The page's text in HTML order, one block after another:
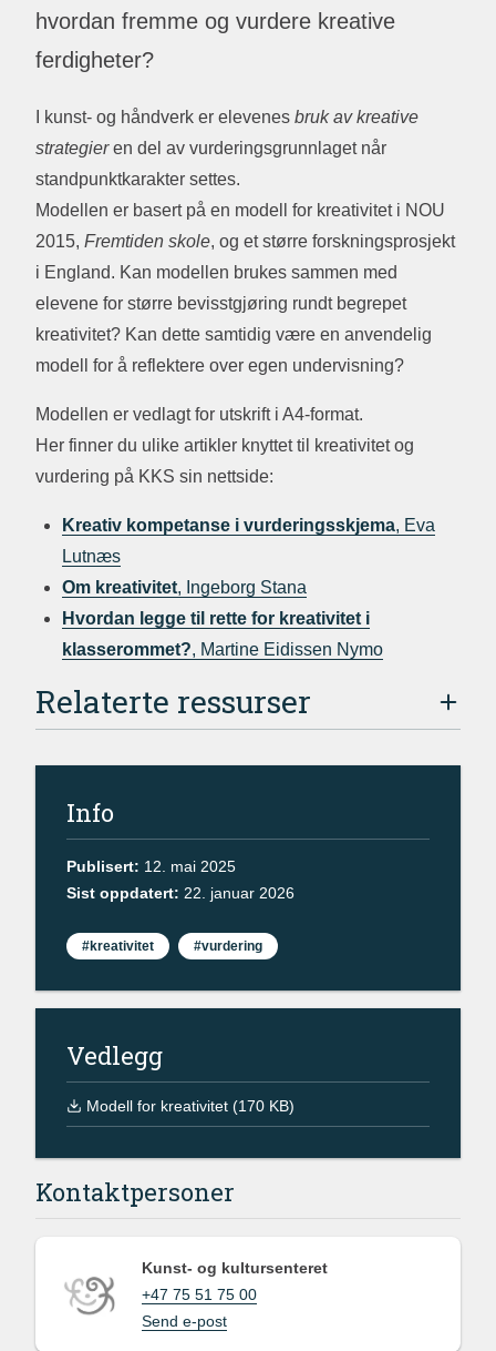
hvordan fremme og vurdere kreative
ferdigheter?
I kunst- og håndverk er elevenes bruk av kreative
strategieren del av vurderingsgrunnlaget når
standpunktkarakter settes.
Modellen er basert på en modell for kreativitet i NOU
2015, Fremtiden skole, og et større forskningsprosjekt
i England. Kan modellen brukes sammen med
elevene for større bevisstgjøring rundt begrepet
kreativitet? Kan dette samtidig være en anvendelig
modell for å reflektere over egen undervisning?
Modellen er vedlagt for utskrift i A4-format.
Her finner du ulike artikler knyttet til kreativitet og
vurdering på KKS sin nettside:
Kreativ kompetanse i vurderingsskjema, Eva
Lutnæs
Om kreativitet, Ingeborg Stana
Hvordan legge til rette for kreativitet i
klasserommet?, Martine Eidissen Nymo
Relaterte ressurser
Info
Publisert: 12. mai 2025
Sist oppdatert: 22. januar 2026
#kreativitet #vurdering
Vedlegg
Modell for kreativitet (170 KB)
Kontaktpersoner
Kunst- og kultursenteret
+47 75 51 75 00
Send e-post